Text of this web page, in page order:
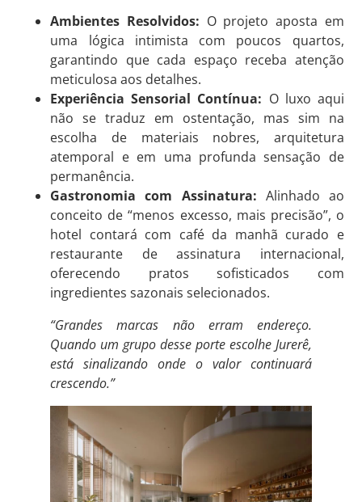
Ambientes Resolvidos: O projeto aposta em
uma lógica intimista com poucos quartos,
garantindo que cada espaço receba atenção
meticulosa aos detalhes.
Experiência Sensorial Contínua: O luxo aqui
não se traduz em ostentação, mas sim na
escolha de materiais nobres, arquitetura
atemporal e em uma profunda sensação de
permanência.
Gastronomia com Assinatura: Alinhado ao
conceito de “menos excesso, mais precisão”, o
hotel contará com café da manhã curado e
restaurante de assinatura internacional,
oferecendo pratos sofisticados com
ingredientes sazonais selecionados.
“Grandes marcas não erram endereço.
Quando um grupo desse porte escolhe Jurerê,
está sinalizando onde o valor continuará
crescendo.”